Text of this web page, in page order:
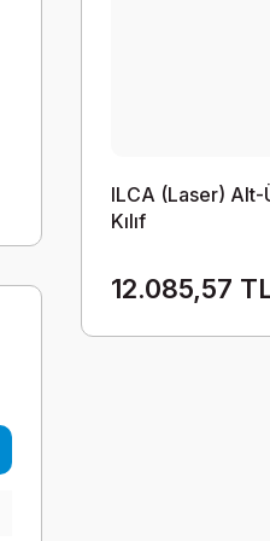
ILCA (Laser) Alt-
Kılıf
12.085,57